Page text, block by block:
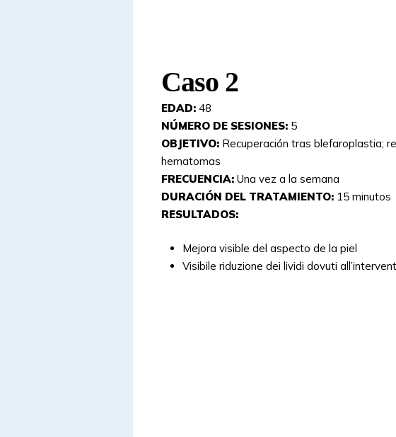
Caso 2
EDAD: 48
NÚMERO DE SESIONES: 5
OBJETIVO: Recuperación tras blefaroplastia;
hematomas
FRECUENCIA: Una vez a la semana
DURACIÓN DEL TRATAMIENTO: 15 minutos
RESULTADOS:
Mejora visible del aspecto de la piel
Visibile riduzione dei lividi dovuti